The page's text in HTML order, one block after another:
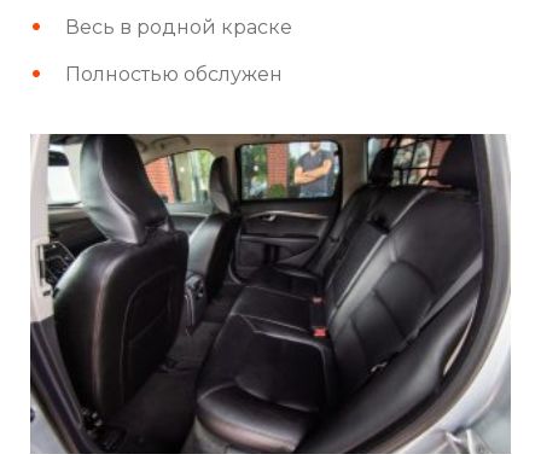
Весь в родной краске
Полностью обслужен